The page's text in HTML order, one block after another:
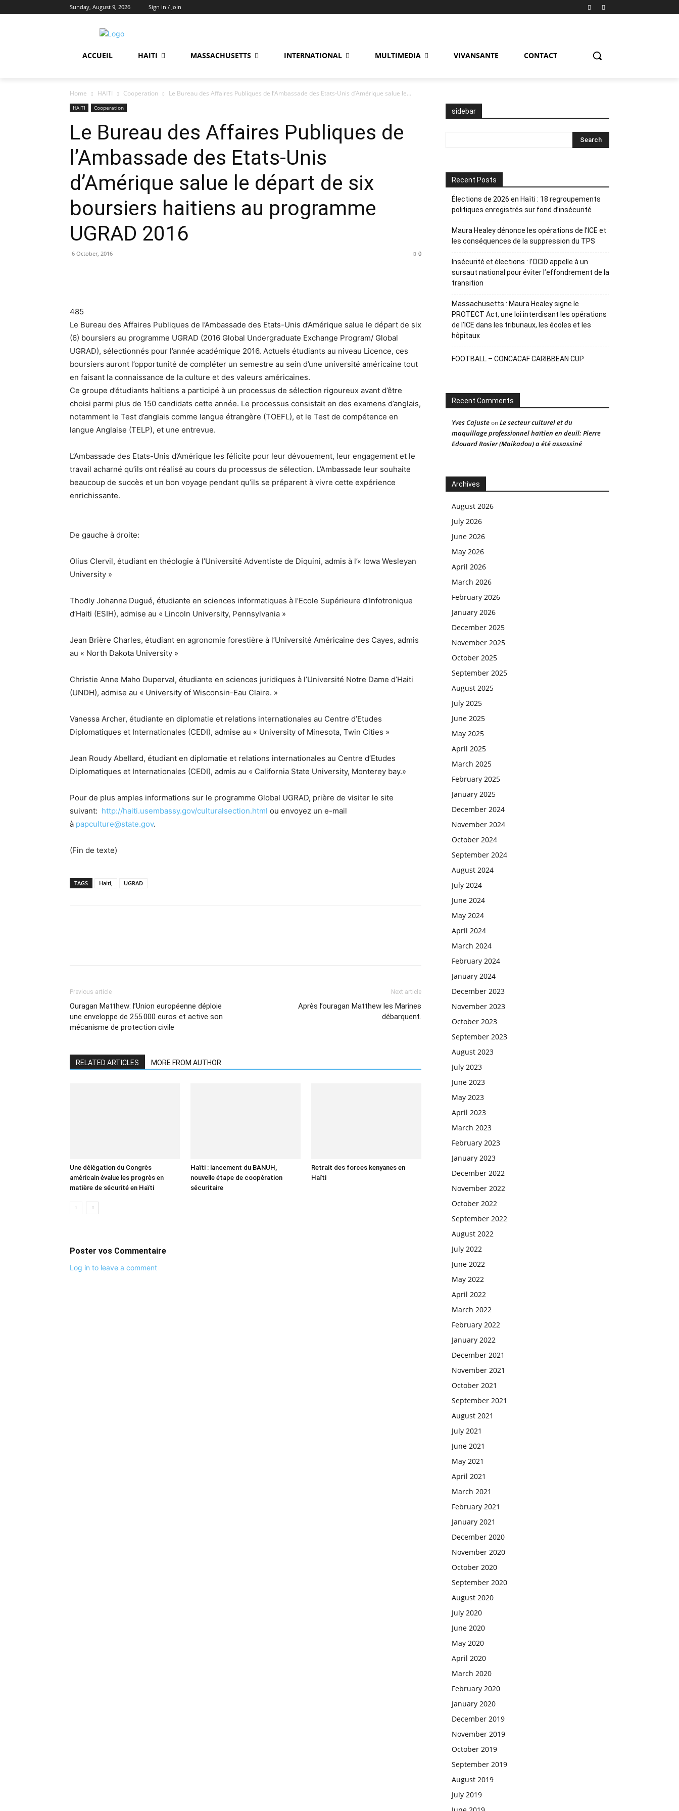
Sunday, August 9, 2026 Sign in / Join
ACCUEIL HAITI MASSACHUSETTS INTERNATIONAL MULTIMEDIA VIVANSANTE CONTACT
Home HAITI Cooperation Le Bureau des Affaires Publiques de l’Ambassade des Etats-Unis d’Amérique salue le...
HAITI Cooperation
Le Bureau des Affaires Publiques de
l’Ambassade des Etats-Unis
d’Amérique salue le départ de six
boursiers haitiens au programme
UGRAD 2016
6 October, 2016 0
485
Le Bureau des Affaires Publiques de l’Ambassade des Etats-Unis d’Amérique salue le départ de six
(6) boursiers au programme UGRAD (2016 Global Undergraduate Exchange Program/ Global
UGRAD), sélectionnés pour l’année académique 2016. Actuels étudiants au niveau Licence, ces
boursiers auront l’opportunité de compléter un semestre au sein d’une université américaine tout
en faisant la connaissance de la culture et des valeurs américaines.
Ce groupe d’étudiants haïtiens a participé à un processus de sélection rigoureux avant d’être
choisi parmi plus de 150 candidats cette année. Le processus consistait en des examens d’anglais,
notamment le Test d’anglais comme langue étrangère (TOEFL), et le Test de compétence en
langue Anglaise (TELP), et une entrevue.
L’Ambassade des Etats-Unis d’Amérique les félicite pour leur dévouement, leur engagement et le
travail acharné qu’ils ont réalisé au cours du processus de sélection. L’Ambassade leur souhaite
beaucoup de succès et un bon voyage pendant qu’ils se préparent à vivre cette expérience
enrichissante.
De gauche à droite:
Olius Clervil, étudiant en théologie à l’Université Adventiste de Diquini, admis à l’« Iowa Wesleyan
University »
Thodly Johanna Dugué, étudiante en sciences informatiques à l’Ecole Supérieure d’Infotronique
d’Haiti (ESIH), admise au « Lincoln University, Pennsylvania »
Jean Brière Charles, étudiant en agronomie forestière à l’Université Américaine des Cayes, admis
au « North Dakota University »
Christie Anne Maho Duperval, étudiante en sciences juridiques à l’Université Notre Dame d’Haiti
(UNDH), admise au « University of Wisconsin-Eau Claire. »
Vanessa Archer, étudiante en diplomatie et relations internationales au Centre d’Etudes
Diplomatiques et Internationales (CEDI), admise au « University of Minesota, Twin Cities »
Jean Roudy Abellard, étudiant en diplomatie et relations internationales au Centre d’Etudes
Diplomatiques et Internationales (CEDI), admis au « California State University, Monterey bay.»
Pour de plus amples informations sur le programme Global UGRAD, prière de visiter le site
suivant: http://haiti.usembassy.gov/culturalsection.html ou envoyez un e-mail
à papculture@state.gov.
(Fin de texte)
TAGS Haiti, UGRAD
Previous article
Ouragan Matthew: l’Union européenne déploie
une enveloppe de 255.000 euros et active son
mécanisme de protection civile
Next article
Après l’ouragan Matthew les Marines
débarquent.
RELATED ARTICLES MORE FROM AUTHOR
Une délégation du Congrès
américain évalue les progrès en
matière de sécurité en Haïti
Haïti : lancement du BANUH,
nouvelle étape de coopération
sécuritaire
Retrait des forces kenyanes en
Haïti
Poster vos Commentaire
Log in to leave a comment
sidebar
Recent Posts
Élections de 2026 en Haïti : 18 regroupements
politiques enregistrés sur fond d’insécurité
Maura Healey dénonce les opérations de l’ICE et
les conséquences de la suppression du TPS
Insécurité et élections : l’OCID appelle à un
sursaut national pour éviter l’effondrement de la
transition
Massachusetts : Maura Healey signe le
PROTECT Act, une loi interdisant les opérations
de l’ICE dans les tribunaux, les écoles et les
hôpitaux
FOOTBALL – CONCACAF CARIBBEAN CUP
Recent Comments
Yves CajusteonLe secteur culturel et du
maquillage professionnel haïtien en deuil: Pierre
Edouard Rosier (Maikadou) a été assassiné
Archives
August 2026
July 2026
June 2026
May 2026
April 2026
March 2026
February 2026
January 2026
December 2025
November 2025
October 2025
September 2025
August 2025
July 2025
June 2025
May 2025
April 2025
March 2025
February 2025
January 2025
December 2024
November 2024
October 2024
September 2024
August 2024
July 2024
June 2024
May 2024
April 2024
March 2024
February 2024
January 2024
December 2023
November 2023
October 2023
September 2023
August 2023
July 2023
June 2023
May 2023
April 2023
March 2023
February 2023
January 2023
December 2022
November 2022
October 2022
September 2022
August 2022
July 2022
June 2022
May 2022
April 2022
March 2022
February 2022
January 2022
December 2021
November 2021
October 2021
September 2021
August 2021
July 2021
June 2021
May 2021
April 2021
March 2021
February 2021
January 2021
December 2020
November 2020
October 2020
September 2020
August 2020
July 2020
June 2020
May 2020
April 2020
March 2020
February 2020
January 2020
December 2019
November 2019
October 2019
September 2019
August 2019
July 2019